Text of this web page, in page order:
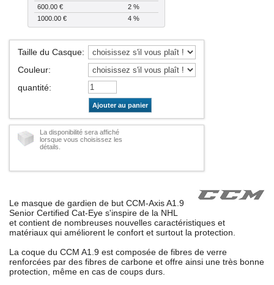
600.00 €
2 %
1000.00 €
4 %
Taille du Casque:
Couleur:
quantité:
Ajouter au panier
La disponibilité sera affiché
lorsque vous choisissez les
détails.
Le masque de gardien de but CCM-Axis A1.9
Senior Certified Cat-Eye s'inspire de la NHL
et contient de nombreuses nouvelles caractéristiques et
matériaux qui améliorent le confort et surtout la protection.
La coque du CCM A1.9 est composée de fibres de verre
renforcées par des fibres de carbone et offre ainsi une très bonne
protection, même en cas de coups durs.